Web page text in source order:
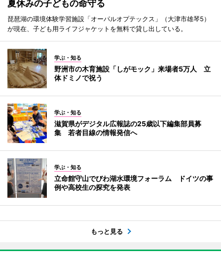
夏休みの子どもの命守る
琵琶湖の環境体験学習施設「オーパルオプテックス」（大津市雄琴5）
が現在、子ども用ライフジャケットを無料で貸し出している。
学ぶ・知る
野洲市の木育施設「しがモック」来場者5万人 立
体ドミノで祝う
学ぶ・知る
滋賀県がデジタル広報誌の25歳以下編集部員募
集 若者目線の情報発信へ
学ぶ・知る
立命館守山でびわ湖水環境フォーラム ドイツの事
例や高校生の探究を発表
もっと見る